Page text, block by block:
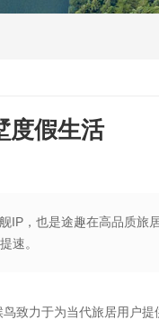
度假生活
IP，也是途趣在高品质旅
速。
致力于为当代旅居用户